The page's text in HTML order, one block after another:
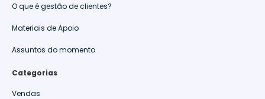
O que é gestão de clientes?
Materiais de Apoio
Assuntos do momento
Categorias
Vendas